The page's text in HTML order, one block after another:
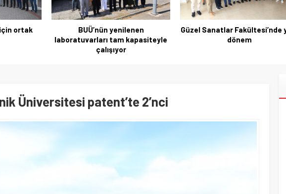
Güzel Sanatlar Fakültesi’nde yeni
dönem
Kestel’de okullarda yeni
mesaisi
Üniversitesi patent’te 2’nci